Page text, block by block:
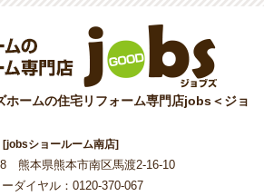
ホームの住宅リフォーム専門店jobs＜ジョ
[jobsショールーム南店]
熊本県熊本市南区馬渡2-16-10
ダイヤル：0120-370-067